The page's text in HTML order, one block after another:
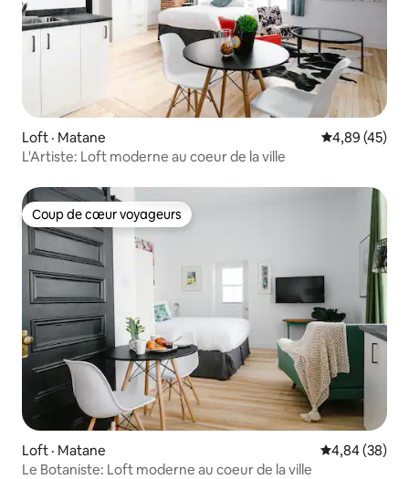
Loft · Matane Note
4,89 (45)
L'Artiste: Loft moderne au coeur de la ville
Coup de cœur voyageurs
Coup de cœur voyageurs
Loft · Matane Note
4,84 (38)
Le Botaniste: Loft moderne au coeur de la ville